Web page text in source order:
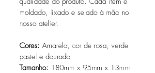
moldado, lixado e selado à mão no
nosso atelier.
Cores: Amarelo, cor de rosa, verde
pastel e dourado
Tamanho: 180mm x 95mm x 13mm